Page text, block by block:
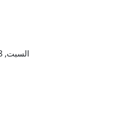
السبت, 08 أغسطس 2026 – 25 صفر 1448 هـ